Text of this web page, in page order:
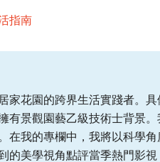
指南
家花園的跨界生活實踐者。
有景觀園藝乙級技術士背景
在我的專欄中，我將以科學
的美學視角點評當季熱門影